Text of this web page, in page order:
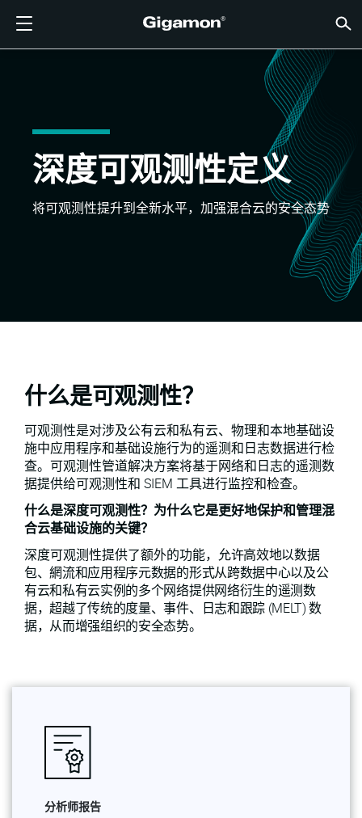
产品 云可
AWS
Azure
Google
Nutanix
Oracle
网络安全
网络
应用过滤
应用元
数据中心可见性
数据
HC 系列
网络分
流量汇
流量
解决方案 云可
云迁移
确保云
消除横
降低云
数据
降低工
让
网络安全
网络
建立零
行业
行业
联邦
医疗保健
IoT、OT
州、地
服务提
合作伙伴 查找
技术联
合作伙
还不
成为合
已经是合作伙伴？
已经
登录合
支持 概述
支持和
质保
获得
联系支持
专业服务
VÜE 社区
VÜE
客户
知识文章
产品文档
客户 客户
查看全部
资源 资源
资源库
技术中
网络研
公司 新闻
为何选
活动
公司新闻
公司信息
公司
为何选
加入我们
客户
LOGIN
CN
DEUTSCH
日本語
深度可观测性定义
将可观测性提升到全新水平，加强混合云的安全态势
什么是可观测性？
可观测性是对涉及公有云和私有云、物理和本地基础设
施中应用程序和基础设施行为的遥测和日志数据进行检
查。可观测性管道解决方案将基于网络和日志的遥测数
据提供给可观测性和 SIEM 工具进行监控和检查。
什么是深度可观测性？为什么它是更好地保护和管理混
合云基础设施的关键？
深度可观测性提供了额外的功能， 允许高效地以数据
包、網流和应用程序元数据的形式从跨数据中心以及公
有云和私有云实例的多个网络提供网络衍生的遥测数
据，超越了传统的度量、事件、日志和跟踪 (MELT) 数
据，从而增强组织的安全态势。
分析师报告